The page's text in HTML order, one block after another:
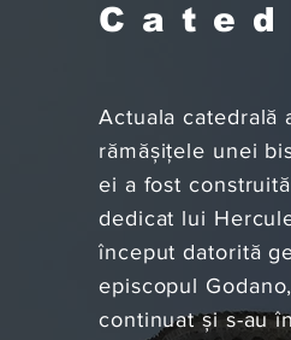
Actuala catedrală
rămășițele unei
ei a fost
dedicat lui
început datorită
episcopul
continuat și s-au